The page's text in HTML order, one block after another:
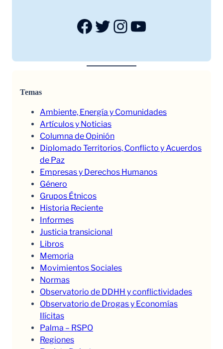
Facebook Twitter InstagramYouTube
Temas
Ambiente, Energía y Comunidades
Artículos y Noticias
Columna de Opinión
Diplomado Territorios, Conflicto y Acuerdos
de Paz
Empresas y Derechos Humanos
Género
Grupos Étnicos
Historia Reciente
Informes
Justicia transicional
Libros
Memoria
Movimientos Sociales
Normas
Observatorio de DDHH y conflictividades
Observatorio de Drogas y Economías
Ilícitas
Palma – RSPO
Regiones